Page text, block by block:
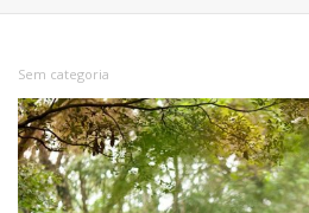
Sem categoria